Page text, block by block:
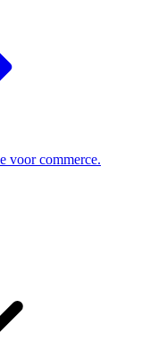
voor commerce.